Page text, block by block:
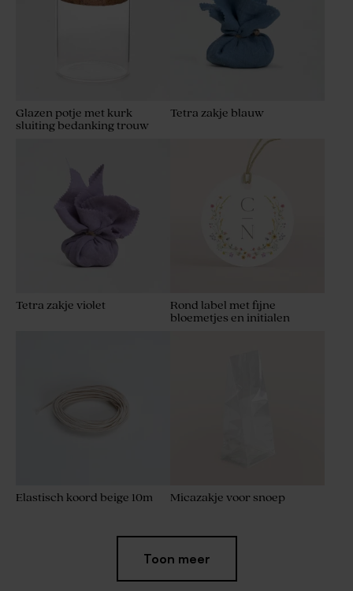
Glazen potje met kurk
sluiting bedanking trouw
Tetra zakje blauw
Tetra zakje violet
Rond label met fijne
bloemetjes en initialen
Elastisch koord beige 10m Micazakje voor snoep
Toon meer